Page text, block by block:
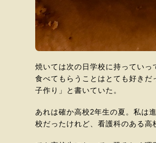
焼いては次の日学校に持ってい
食べてもらうことはとても好き
子作り」と書いていた。
あれは確か高校2年生の夏。私は
校だったけれど、看護科のある高